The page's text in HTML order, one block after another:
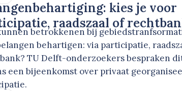
kies je voor
raadszaal of
betrokkenen bij
behartigen: via participatie,
TU Delft-onderzoekers bespraken
een bijeenkomst over privaat